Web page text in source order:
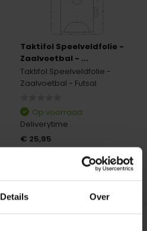
Details Over
Taktifol Speelveldfolie -
Zaalvoetbal - ...
Taktifol Speelveldfolie -
Zaalvoetbal - Futsal
Op voorraad
Deliverytime
€ 25,95